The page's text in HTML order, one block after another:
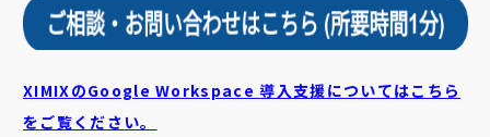
XIMIXのGoogle Workspace 導入支援についてはこちら
をご覧ください。